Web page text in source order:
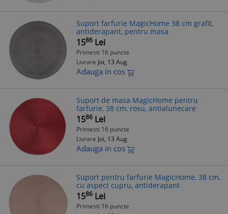
Suport farfurie MagicHome 38 cm grafit,
antiderapant, pentru masa
1586 Lei
Primesti 16 puncte
Livrare Joi, 13 Aug
Adauga in cos
Suport de masa MagicHome pentru
farfurie, 38 cm, rosu, antialunecare
1586 Lei
Primesti 16 puncte
Livrare Joi, 13 Aug
Adauga in cos
Suport pentru farfurie MagicHome, 38 cm,
cu aspect cupru, antiderapant
1586 Lei
Primesti 16 puncte